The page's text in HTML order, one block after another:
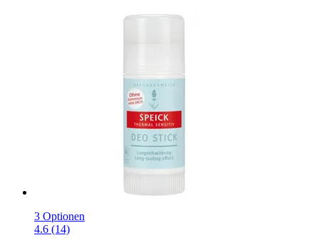
3 Optionen
4.6 (14)